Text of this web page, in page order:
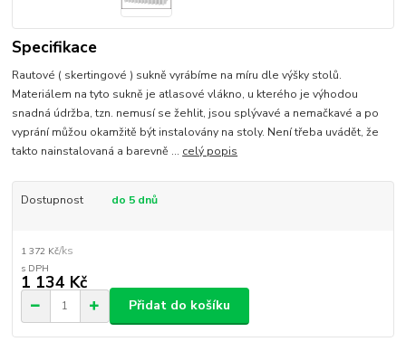
Specifikace
Rautové ( skertingové ) sukně vyrábíme na míru dle výšky stolů.
Materiálem na tyto sukně je atlasové vlákno, u kterého je výhodou
snadná údržba, tzn. nemusí se žehlit, jsou splývavé a nemačkavé a po
vyprání můžou okamžitě být instalovány na stoly. Není třeba uvádět, že
takto nainstalovaná a barevně ... celý popis
Dostupnost do 5 dnů
1 372 Kč/ks
1 134 Kč
Přidat do košíku